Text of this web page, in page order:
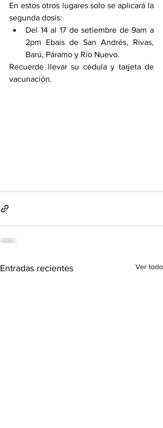
En estos otros lugares solo se aplicará la
segunda dosis:
Del 14 al 17 de setiembre de 9am a
2pm Ebais de San Andrés, Rivas,
Barú, Páramo y Río Nuevo.
Recuerde llevar su cédula y tarjeta de
vacunación.
Entradas recientes Ver todo